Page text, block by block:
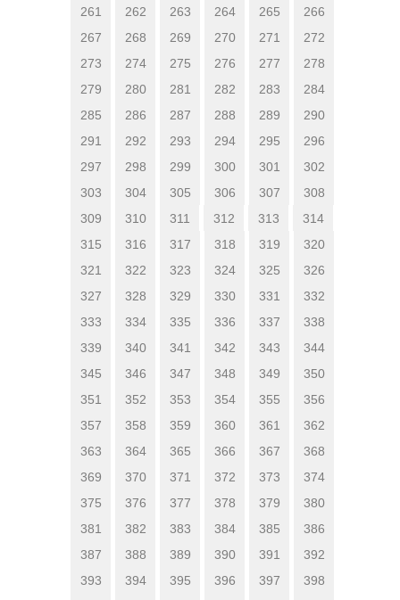
261
262 263 264 265
266
267
268 269 270 271
272
273
274 275 276 277
278
279
280 281 282 283
284
285
286 287 288 289
290
291
292 293 294 295
296
297
298 299 300 301
302
303
304 305 306 307
308
309
310 311 312 313
314
315
316 317 318 319
320
321
322 323 324 325
326
327
328 329 330 331
332
333
334 335 336 337
338
339
340 341 342 343
344
345
346 347 348 349
350
351
352 353 354 355
356
357
358 359 360 361
362
363
364 365 366 367
368
369
370 371 372 373
374
375
376 377 378 379
380
381
382 383 384 385
386
387
388 389 390 391
392
393
394 395 396 397
398